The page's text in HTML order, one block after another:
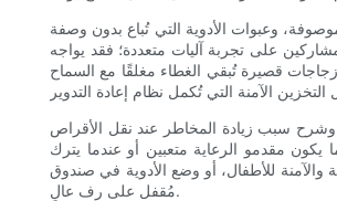
وعبوات الأدوية التي تُباع بدون وصفة
على تجربة آليات متعددة؛ فقد يواجه
قصيرة تُبقي الغطاء مغلقًا مع السماح
وشرح سبب زيادة المخاطر عند نقل الأقراص
يكون مقدمو الرعاية متعبين أو عندما يترك
للأطفال، أو وضع الأدوية في صندوق
مُقفل على رف عالٍ.